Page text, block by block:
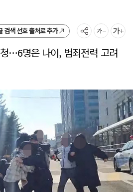
검색 선호 출처로 추가
…6명은 나이, 범죄전력 고려